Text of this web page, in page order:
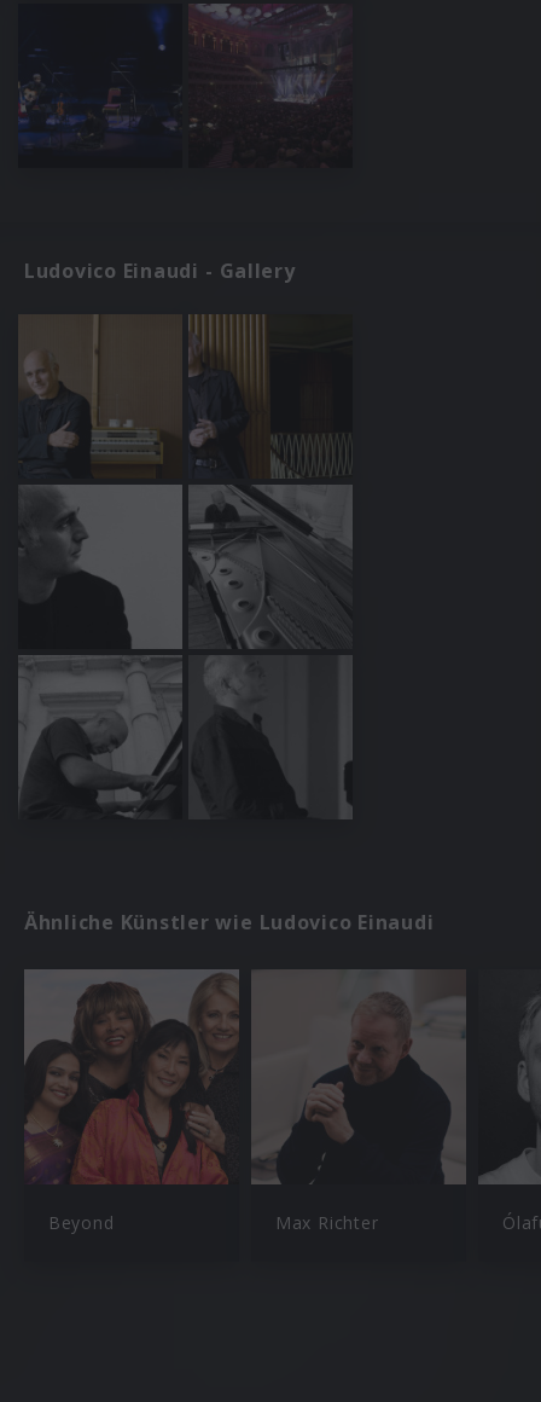
Ludovico Einaudi - Gallery
Ähnliche Künstler wie Ludovico Einaudi
Beyond Max Richter